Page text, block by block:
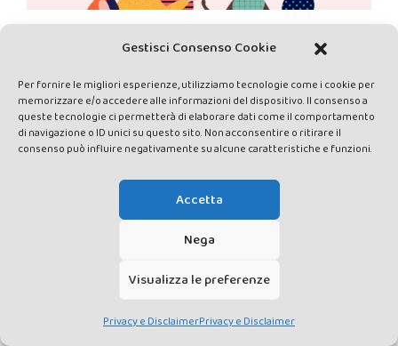
Gestisci Consenso Cookie
Per fornire le migliori esperienze, utilizziamo tecnologie come i cookie per
memorizzare e/o accedere alle informazioni del dispositivo. Il consenso a
queste tecnologie ci permetterà di elaborare dati come il comportamento
di navigazione o ID unici su questo sito. Non acconsentire o ritirare il
consenso può influire negativamente su alcune caratteristiche e funzioni.
Accetta
Nega
Visualizza le preferenze
Privacy e DisclaimerPrivacy e Disclaimer
PRIVACY E DISCLAIMER DATI PERSONALI CONTATTACI
rights reserved - Testata registrata presso il Tribunale di Siena con
Cacace - E-mail: direzione@lavaldichiana.it - Editore: Valdichiana
amministrazione@lavaldichiana.it - Sede legale: Piazza Nazioni Unite